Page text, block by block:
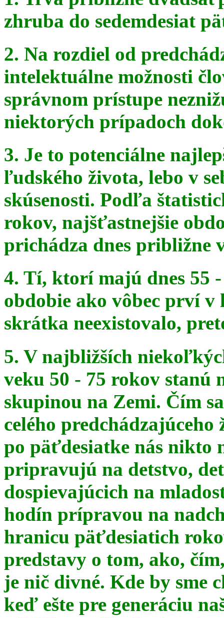
zhruba do sedemdesiat
2. Na rozdiel od
intelektuálne možnosti
správnom prístupe
niektorých prípadoch
3. Je to potenciálne
ľudského života, lebo v
skúsenosti. Podľa
rokov, najšťastnejšie
prichádza dnes približne
4. Tí, ktorí majú dnes 55
obdobie ako vôbec prví
skrátka neexistovalo,
5. V najbližších
veku 50 - 75 rokov stanú
skupinou na Zemi. Čím
celého
po päťdesiatke nás nikto
pripravujú na detstvo,
dospievajúcich na
hodín prípravou na
hranicu päťdesiatich
predstavy o tom, ako,
je nič divné. Kde by sme
keď ešte pre generáciu